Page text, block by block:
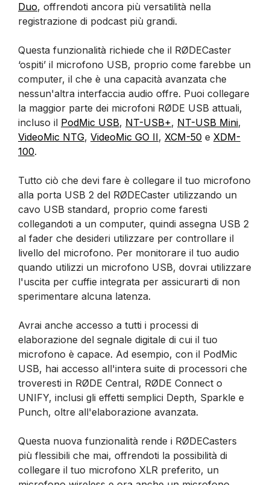
Duo, offrendoti ancora più versatilità nella
registrazione di podcast più grandi.
Questa funzionalità richiede che il RØDECaster
‘ospiti’ il microfono USB, proprio come farebbe un
computer, il che è una capacità avanzata che
nessun'altra interfaccia audio offre. Puoi collegare
la maggior parte dei microfoni RØDE USB attuali,
incluso il PodMic USB, NT-USB+, NT-USB Mini,
VideoMic NTG, VideoMic GO II, XCM-50 e XDM-
100.
Tutto ciò che devi fare è collegare il tuo microfono
alla porta USB 2 del RØDECaster utilizzando un
cavo USB standard, proprio come faresti
collegandoti a un computer, quindi assegna USB 2
al fader che desideri utilizzare per controllare il
livello del microfono. Per monitorare il tuo audio
quando utilizzi un microfono USB, dovrai utilizzare
l'uscita per cuffie integrata per assicurarti di non
sperimentare alcuna latenza.
Avrai anche accesso a tutti i processi di
elaborazione del segnale digitale di cui il tuo
microfono è capace. Ad esempio, con il PodMic
USB, hai accesso all'intera suite di processori che
troveresti in RØDE Central, RØDE Connect o
UNIFY, inclusi gli effetti semplici Depth, Sparkle e
Punch, oltre all'elaborazione avanzata.
Questa nuova funzionalità rende i RØDECasters
più flessibili che mai, offrendoti la possibilità di
collegare il tuo microfono XLR preferito, un